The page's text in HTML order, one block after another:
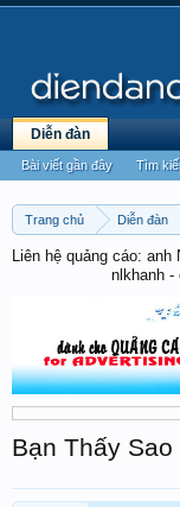
Trang chủ Diễn đàn
Liên hệ quảng cáo: anh
nlkhanh -
Bạn Thấy Sao
Diễn đàn
Bài viết gần đây Tìm